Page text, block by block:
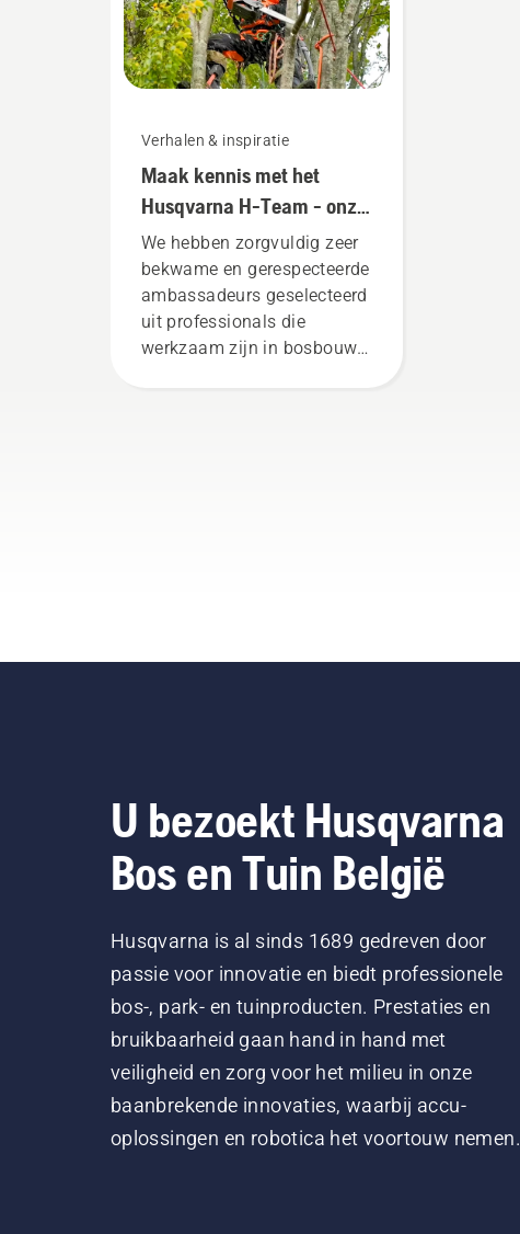
Verhalen & inspiratie
Maak kennis met het
Husqvarna H-Team - onze
meest veeleisende
gebruikers
We hebben zorgvuldig zeer
bekwame en gerespecteerde
ambassadeurs geselecteerd
uit professionals die
werkzaam zijn in bosbouw
U bezoekt Husqvarna
Bos en Tuin België
Husqvarna is al sinds 1689 gedreven door
passie voor innovatie en biedt professionele
bos-, park- en tuinproducten. Prestaties en
bruikbaarheid gaan hand in hand met
veiligheid en zorg voor het milieu in onze
baanbrekende innovaties, waarbij accu-
oplossingen en robotica het voortouw nemen.